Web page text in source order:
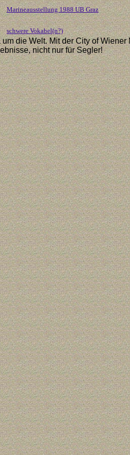
Marineausstellung 1988 UB Graz
schwere Vokabel(n?)
die Welt. Mit der City of
nicht nur für Segler!